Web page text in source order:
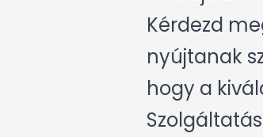
Kérdezd
nyújtanak
hogy a